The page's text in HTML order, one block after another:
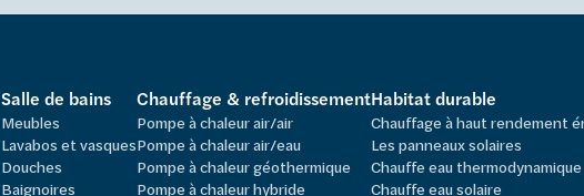
Salle de bains
Meubles
Lavabos et vasques
Douches
Baignoires
Chauffage & refroidissement
Pompe à chaleur air/air
Pompe à chaleur air/eau
Pompe à chaleur géothermique
Pompe à chaleur hybride
Habitat durable
Chauffage à haut rendement
Les panneaux solaires
Chauffe eau thermodynamique
Chauffe eau solaire